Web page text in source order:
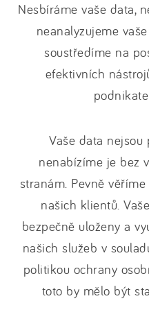
Nesbíráme vaše data,
neanalyzujeme
soustředíme na
efektivních
Vaše data
nenabízíme je bez
stranám. Pevně
našich klientů.
bezpečně uloženy a
našich služeb v
politikou ochrany
toto by mělo být